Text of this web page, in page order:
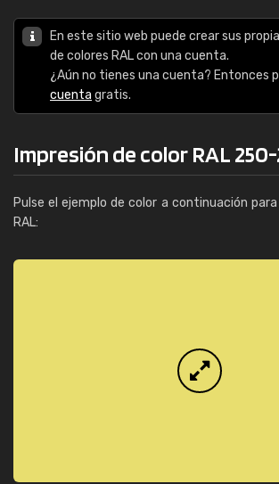
En este sitio web puede crear sus
de colores RAL con una cuenta.
¿Aún no tienes una cuenta? Entonces
cuenta gratis.
Impresión de color RAL
Pulse el ejemplo de color a continuación
RAL: